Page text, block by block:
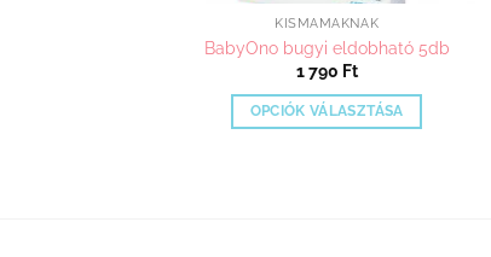
KISMAMÁKNAK
BabyOno bugyi eldobható 5db
1 790 Ft
OPCIÓK VÁLASZTÁSA